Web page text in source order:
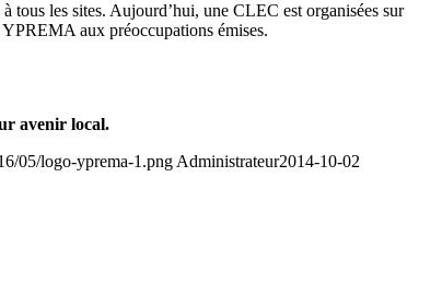
tous les sites. Aujourd’hui, une CLEC est organisées sur
YPREMA aux préoccupations émises.
avenir local.
05/logo-yprema-1.png Administrateur2014-10-02